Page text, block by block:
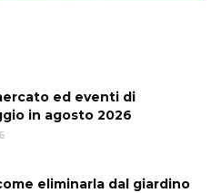
ed eventi di
in agosto 2026
eliminarla dal giardino